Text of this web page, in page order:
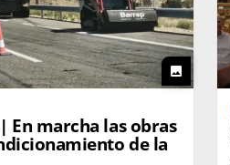
photo
| En marcha las obras
de la